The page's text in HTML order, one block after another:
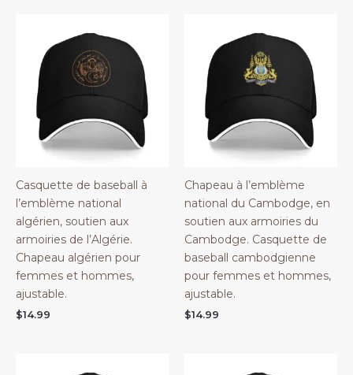
Casquette de baseball à
l’emblème national
algérien, soutien aux
armoiries de l’Algérie.
Chapeau algérien pour
femmes et hommes,
ajustable.
$14.99
Chapeau à l’emblème
national du Cambodge, en
soutien aux armoiries du
Cambodge. Casquette de
baseball cambodgienne
pour femmes et hommes,
ajustable.
$14.99